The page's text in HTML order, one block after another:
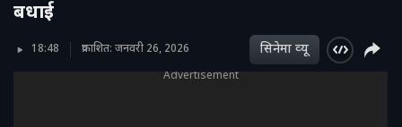
बधाई
18:48 प्रकाशित: जनवरी 26, 2026 सिनेमा व्‍यू
Advertisement